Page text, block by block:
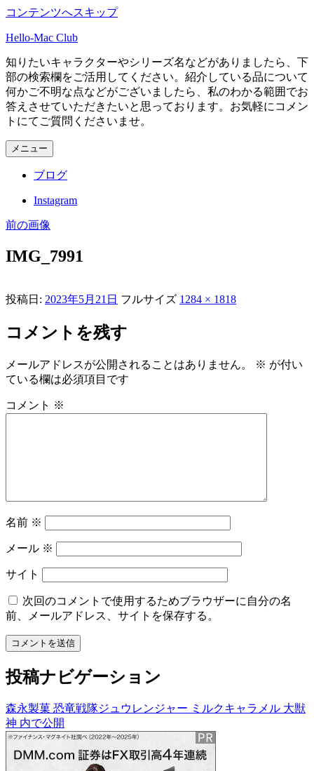
コンテンツへスキップ
Hello-Mac Club
知りたいキャラクターやシリーズ名などがありましたら、下
部の検索欄をご活用してください。紹介している品について
何かご不明な点などがございましたら、私のわかる範囲でお
答えさせていただきたいと思っております。お気軽にコメン
トにてご質問くださいませ。
メニュー
ブログ
Instagram
前の画像
IMG_7991
投稿日: 2023年5月21日 フルサイズ 1284 × 1818
コメントを残す
メールアドレスが公開されることはありません。 ※ が付い
ている欄は必須項目です
コメント ※
名前 ※
メール ※
サイト
次回のコメントで使用するためブラウザーに自分の名
前、メールアドレス、サイトを保存する。
投稿ナビゲーション
森永製菓 恐竜戦隊ジュウレンジャー ミルクキャラメル 大獣
神 内で公開